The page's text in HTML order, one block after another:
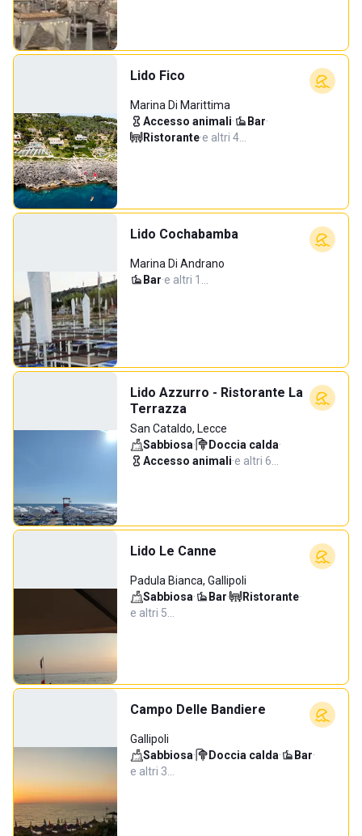
Lido Fico
Marina Di Marittima
Accesso animali· Bar·
Ristorante·e altri 4…
Lido Cochabamba
Marina Di Andrano
Bar·e altri 1…
Lido Azzurro - Ristorante La
Terrazza
San Cataldo, Lecce
Sabbiosa· Doccia calda·
Accesso animali·e altri 6…
Lido Le Canne
Padula Bianca, Gallipoli
Sabbiosa· Bar· Ristorante·
e altri 5…
Campo Delle Bandiere
Gallipoli
Sabbiosa· Doccia calda· Bar·
e altri 3…